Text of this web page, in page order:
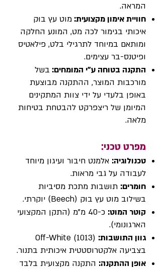
המראה.
חוויית אימון מקצועית: מוט עץ בוּק
איכותי בגימור לכה מט, המונע החלקה
ומותאם במיוחד לתרגילי בלט, פילאטיס
ופיטנס-בר עצימים.
התקנה בטוחה ע"י המומחים: בשל
מורכבות המוצר, ההתקנה מבוצעת
באופן בלעדי על ידי צוות המתקינים
המיומן של ריצפרקט להבטחת בטיחות
מלאה.
מפרט טכני:
טכנולוגיה: אלמנט חיבור ועיגון מיוחד
לעבודה על גבי מראות.
חומרים: תושבות מתכת מסיביות
בשילוב מוט עץ בוּק (Beech) יוקרתי.
קוטר המוט:
כ-40 מ"מ (התקן המקצועי
הארגונומי).
גוון התושבות: Off-White (1013)
בצביעה אלקטרוסטטית איכותית בתנור.
אופן ההתקנה: התקנה מקצועית בלבד